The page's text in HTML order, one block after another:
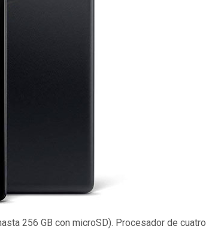
256 GB con microSD). Procesador de cuatro